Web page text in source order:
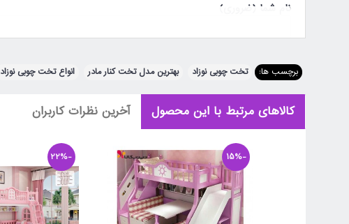
نام شما (ضروری)
شهر محل سکونت (اختیاری)
نظر شما (ضروری)
برچسب ها: تخت چوبی نوزاد بهترین مدل تخت کنار مادر انواع تخت چوبی نوزاد
کالاهای مرتبط با این محصول آخرین نظرات کاربران
-15%
-22%